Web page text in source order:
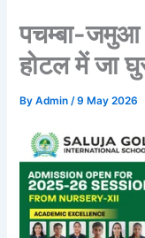
पचम्बा-जमुआ
होटल में जा
ByAdmin/9 May 2026